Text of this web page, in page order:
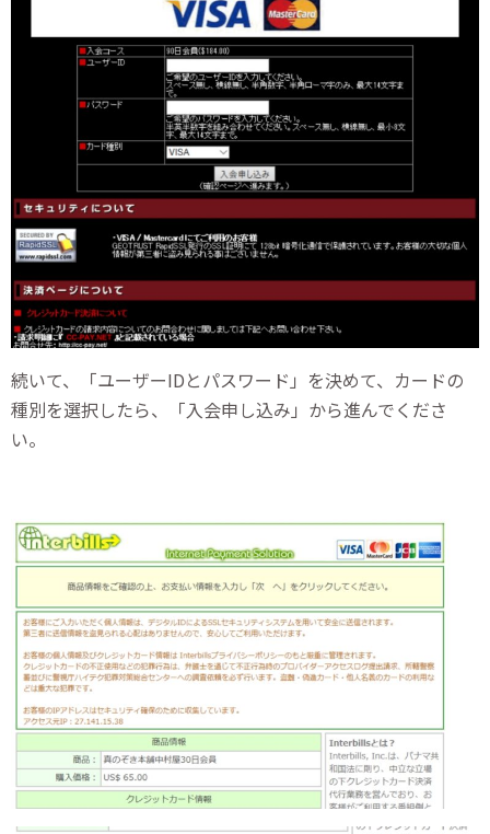
続いて、「ユーザーIDとパスワード」を決めて、カードの
種別を選択したら、「入会申し込み」から進んでくださ
い。